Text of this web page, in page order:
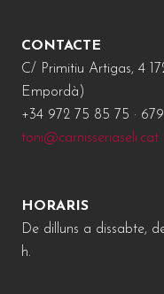
CONTACTE
C/ Primitiu Artigas, 4
Empordà)
+34 972 75 85 75 ·
toni@carnisseriaseli.cat
HORARIS
De dilluns a dissabte,
h.